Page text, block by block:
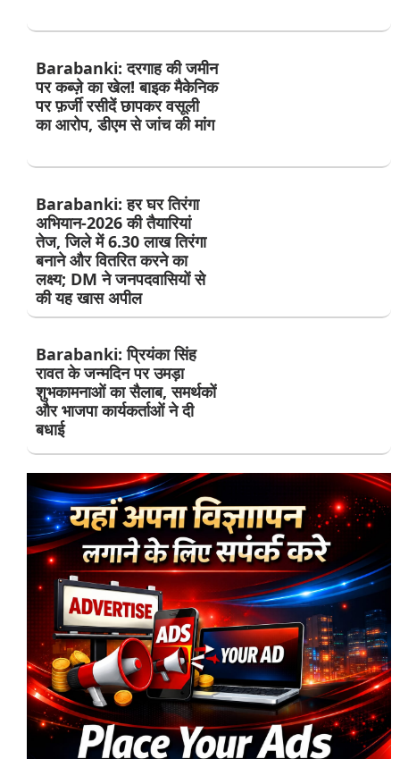
Barabanki: दरगाह की जमीन
पर कब्ज़े का खेल! बाइक मैकेनिक
पर फ़र्जी रसीदें छापकर वसूली
का आरोप, डीएम से जांच की मांग
Barabanki: हर घर तिरंगा
अभियान-2026 की तैयारियां
तेज, जिले में 6.30 लाख तिरंगा
बनाने और वितरित करने का
लक्ष्य; DM ने जनपदवासियों से
की यह खास अपील
Barabanki: प्रियंका सिंह
रावत के जन्मदिन पर उमड़ा
शुभकामनाओं का सैलाब, समर्थकों
और भाजपा कार्यकर्ताओं ने दी
बधाई